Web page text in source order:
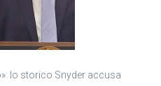
lo storico Snyder accusa